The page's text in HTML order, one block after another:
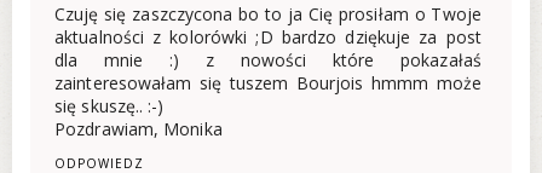
Czuję się zaszczycona bo to ja Cię prosiłam o Twoje
aktualności z kolorówki ;D bardzo dziękuje za post
dla mnie :) z nowości które pokazałaś
zainteresowałam się tuszem Bourjois hmmm może
się skuszę.. :-)
Pozdrawiam, Monika
ODPOWIEDZ